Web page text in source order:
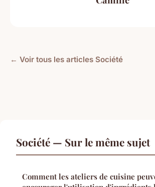
← Voir tous les articles Société
Société — Sur le même sujet
Comment les ateliers de cuisine